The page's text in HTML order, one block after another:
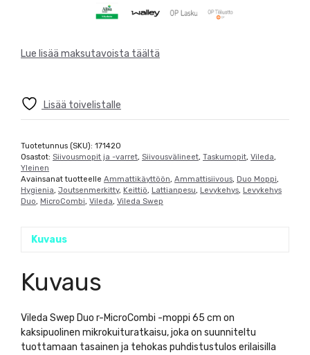
Lue lisää maksutavoista täältä
Lisää toivelistalle
Tuotetunnus (SKU): 171420
Osastot: Siivousmopit ja -varret, Siivousvälineet, Taskumopit, Vileda,
Yleinen
Avainsanat tuotteelle Ammattikäyttöön, Ammattisiivous, Duo Moppi,
Hygienia, Joutsenmerkitty, Keittiö, Lattianpesu, Levykehys, Levykehys
Duo, MicroCombi, Vileda, Vileda Swep
Kuvaus
Kuvaus
Vileda Swep Duo r-MicroCombi -moppi 65 cm on
kaksipuolinen mikrokuituratkaisu, joka on suunniteltu
tuottamaan tasainen ja tehokas puhdistustulos erilaisilla